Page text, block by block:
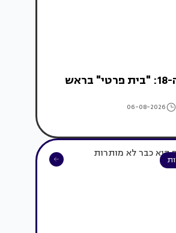
וילה בקומה ה-18: "בית פרטי" בראש
06-08-2026